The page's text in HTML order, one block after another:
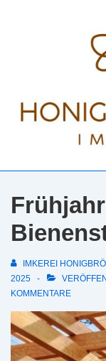
IMKEREI
2025
KOMMENTARE